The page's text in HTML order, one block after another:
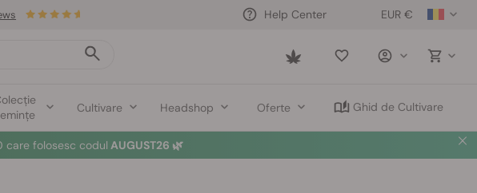
EUR €
Help Center
Saved
Cultivare Headshop Oferte Ghid de Cultivare
care folosesc codul AUGUST26 🌿